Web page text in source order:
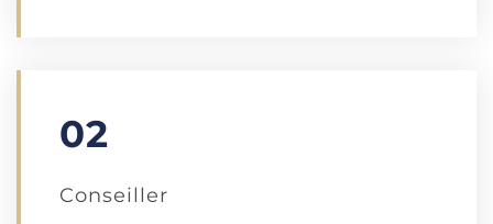
02
Conseiller